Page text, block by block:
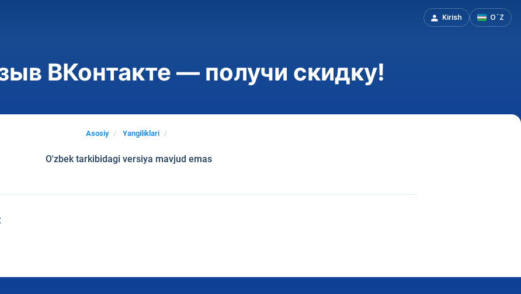
Kirish O`Z
ВКонтакте — получи скидку!
Asosiy Yangiliklari
O'zbek tarkibidagi versiya mavjud emas